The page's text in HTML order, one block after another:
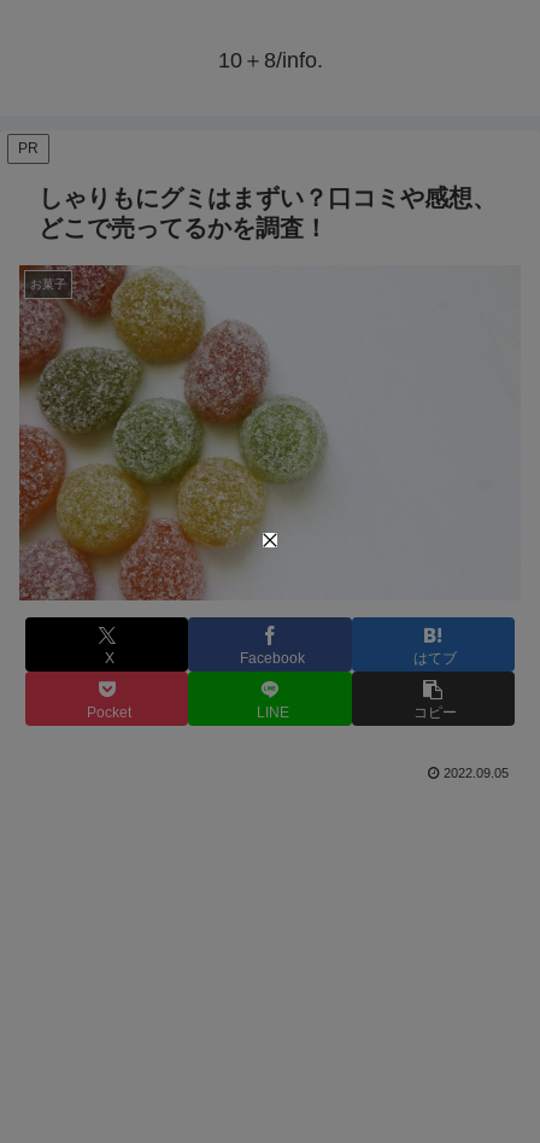
10＋8/info.
PR
しゃりもにグミはまずい？口コミや感想、
どこで売ってるかを調査！
お菓子
X Facebook はてブ
Pocket LINE コピー
2022.09.05